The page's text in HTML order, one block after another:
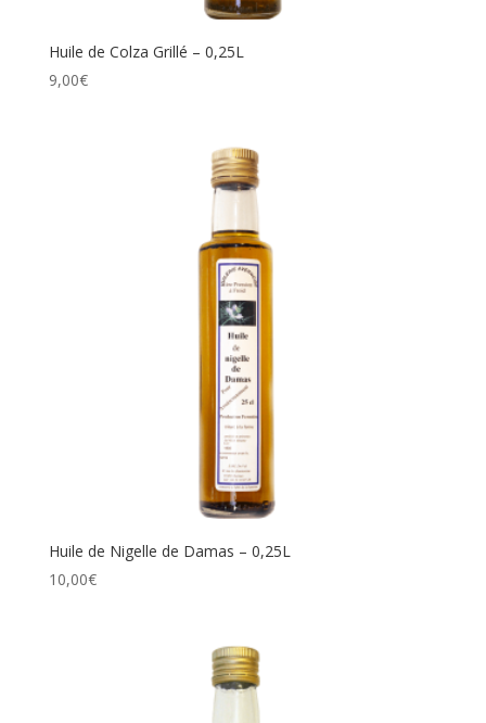
Huile de Colza Grillé – 0,25L
9,00€
Huile de Nigelle de Damas – 0,25L
10,00€